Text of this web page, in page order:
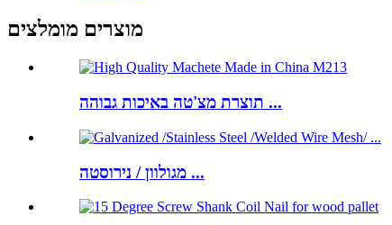
מוצרים מומלצים
תוצרת מצ'טה באיכות גבוהה ...
מגולוון / נירוסטה ...